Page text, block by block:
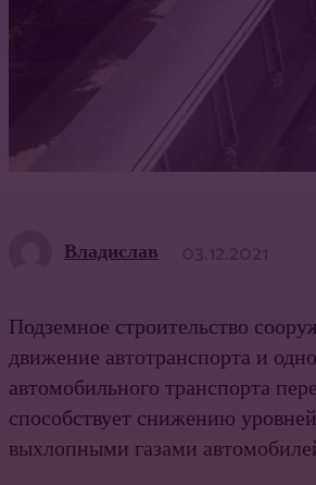
Владислав
Подземное строительство
движение автотранспорта и
автомобильного транспорта
способствует снижению
выхлопными газами